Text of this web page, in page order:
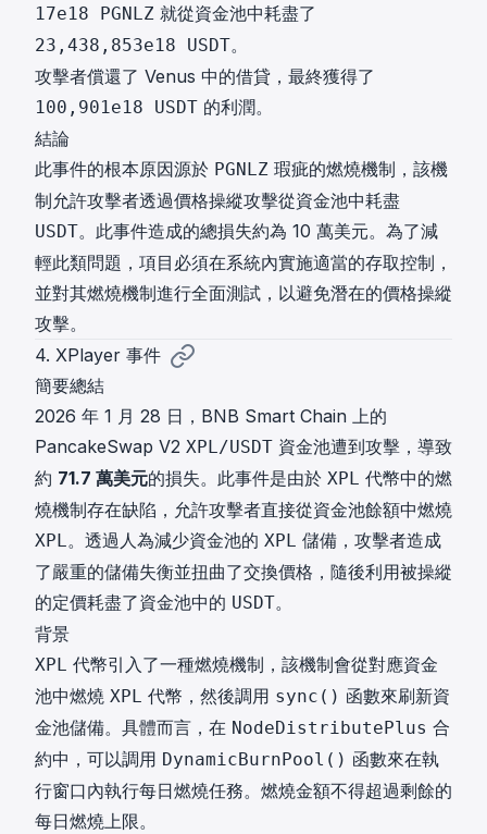
17e18 PGNLZ 就從資金池中耗盡了
23,438,853e18 USDT。
攻擊者償還了 Venus 中的借貸，最終獲得了
100,901e18 USDT 的利潤。
結論
此事件的根本原因源於 PGNLZ 瑕疵的燃燒機制，該機
制允許攻擊者透過價格操縱攻擊從資金池中耗盡
USDT。此事件造成的總損失約為 10 萬美元。為了減
輕此類問題，項目必須在系統內實施適當的存取控制，
並對其燃燒機制進行全面測試，以避免潛在的價格操縱
攻擊。
4. XPlayer 事件
簡要總結
2026 年 1 月 28 日，BNB Smart Chain 上的
PancakeSwap V2 XPL/USDT 資金池遭到攻擊，導致
約 71.7 萬美元的損失。此事件是由於 XPL 代幣中的燃
燒機制存在缺陷，允許攻擊者直接從資金池餘額中燃燒
XPL 。透過人為減少資金池的 XPL 儲備，攻擊者造成
了嚴重的儲備失衡並扭曲了交換價格，隨後利用被操縱
的定價耗盡了資金池中的 USDT。
背景
XPL 代幣引入了一種燃燒機制，該機制會從對應資金
池中燃燒 XPL 代幣，然後調用 sync() 函數來刷新資
金池儲備。具體而言，在 NodeDistributePlus 合
約中，可以調用 DynamicBurnPool() 函數來在執
行窗口內執行每日燃燒任務。燃燒金額不得超過剩餘的
每日燃燒上限。